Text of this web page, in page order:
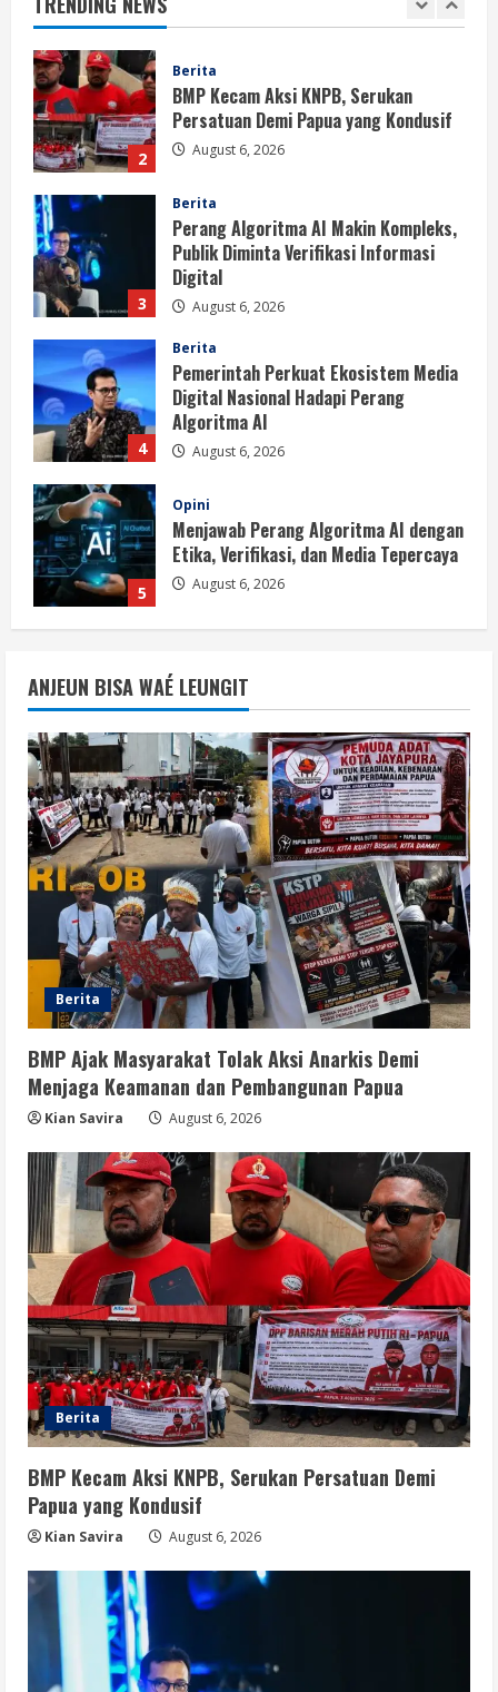
2
3
Perang Algoritma AI Makin Kompleks,
Publik Diminta Verifikasi Informasi
Digital
August 6, 2026
4
Berita
Pemerintah Perkuat Ekosistem Media
Digital Nasional Hadapi Perang
Algoritma AI
August 6, 2026
5
Menjawab Perang Algoritma AI dengan
Etika, Verifikasi, dan Media Tepercaya
August 6, 2026
1
BMP Ajak Masyarakat Tolak Aksi
Anarkis Demi Menjaga Keamanan dan
Pembangunan Papua
August 6, 2026
2
BMP Kecam Aksi KNPB, Serukan
Persatuan Demi Papua yang Kondusif
August 6, 2026
3
Berita
Perang Algoritma AI Makin Kompleks,
Publik Diminta Verifikasi Informasi
Digital
August 6, 2026
4
Berita
Pemerintah Perkuat Ekosistem Media
Digital Nasional Hadapi Perang
Algoritma AI
August 6, 2026
5
Opini
Menjawab Perang Algoritma AI dengan
Etika, Verifikasi, dan Media Tepercaya
August 6, 2026
ANJEUN BISA WAÉ LEUNGIT
Berita
BMP Ajak Masyarakat Tolak Aksi Anarkis Demi
Menjaga Keamanan dan Pembangunan Papua
Kian Savira August 6, 2026
Berita
BMP Kecam Aksi KNPB, Serukan Persatuan Demi
Papua yang Kondusif
Kian Savira August 6, 2026